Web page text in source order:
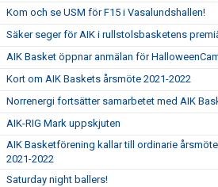
Kom och se USM för F15 i Vasalundshallen!
Säker seger för AIK i rullstolsbasketens
AIK Basket öppnar anmälan för
Kort om AIK Baskets årsmöte 2021-2022
Norrenergi fortsätter samarbetet med AIK
AIK-RIG Mark uppskjuten
AIK Basketförening kallar till ordinarie
2021-2022
Saturday night ballers!